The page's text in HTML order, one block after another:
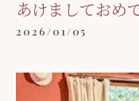
あけましておめ
2026/01/05